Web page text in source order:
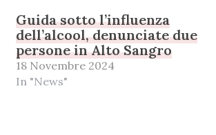
Guida sotto l’influenza
dell’alcool, denunciate due
persone in Alto Sangro
18 Novembre 2024
In "News"